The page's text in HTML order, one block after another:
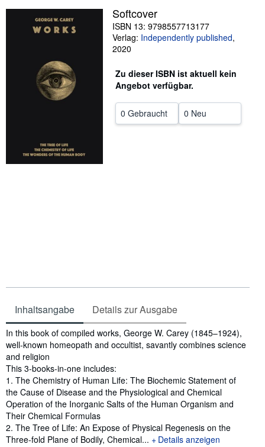
SCHLIESSEN
Softcover
ISBN 13: 9798557713177
Verlag: Independently published,
2020
Zu dieser ISBN ist aktuell kein
Angebot verfügbar.
0 Gebraucht 0 Neu
Inhaltsangabe Details zur Ausgabe
Inhaltsangabe
In this book of compiled works, George W. Carey (1845–1924),
well-known homeopath and occultist, savantly combines science
and religion
This 3-books-in-one includes:
1. The Chemistry of Human Life: The Biochemic Statement of
the Cause of Disease and the Physiological and Chemical
Operation of the Inorganic Salts of the Human Organism and
Their Chemical Formulas
2. The Tree of Life: An Expose of Physical Regenesis on the
Three-fold Plane of Bodily, Chemical...
Details anzeigen